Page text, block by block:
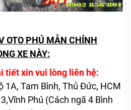
OTO PHÚ MẪN CHÍNH
XE NÀY:
tiết xin vui lòng liên hệ:
1A, Tam Bình, Thủ Đức, HCM
Phú (Cách ngã 4 Bình